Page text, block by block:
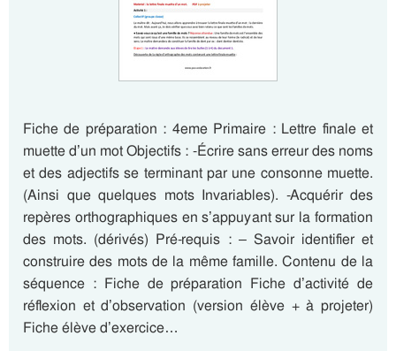
Fiche de préparation : 4eme Primaire : Lettre finale et
muette d’un mot Objectifs : -Écrire sans erreur des noms
et des adjectifs se terminant par une consonne muette.
(Ainsi que quelques mots Invariables). -Acquérir des
repères orthographiques en s’appuyant sur la formation
des mots. (dérivés) Pré-requis : – Savoir identifier et
construire des mots de la même famille. Contenu de la
séquence : Fiche de préparation Fiche d’activité de
réflexion et d’observation (version élève + à projeter)
Fiche élève d’exercice…